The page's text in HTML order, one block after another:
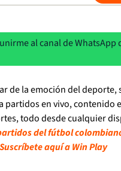
al canal de WhatsApp
de la emoción del deporte,
partidos en vivo, contenido
todo desde cualquier
del fútbol
aquí a Win Play